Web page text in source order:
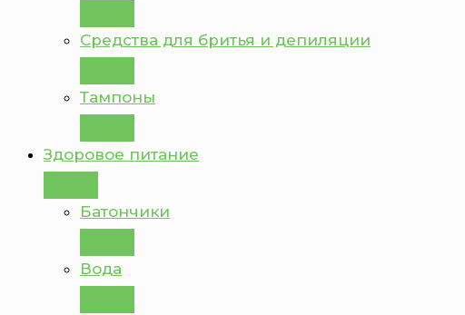
Средства для бритья и депиляции
Тампоны
Здоровое питание
Батончики
Вода